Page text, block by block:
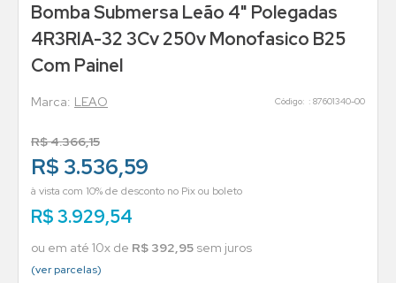
Bomba Submersa Leão 4" Polegadas
4R3RIA-32 3Cv 250v Monofasico B25
Com Painel
LEAO : 87601340-00
R$4.366,15
R$ 3.536,59
à vista com 10% de desconto no Pix ou boleto
R$3.929,54
ou em até 10x de R$ 392,95 sem juros
(ver parcelas)